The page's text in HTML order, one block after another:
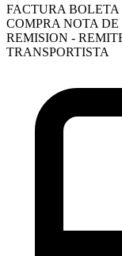
FACTURA BOLETA
COMPRA NOTA DE
REMISION -
TRANSPORTISTA